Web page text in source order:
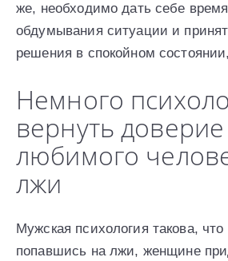
же, необходимо дать себе
обдумывания ситуации и
решения в спокойном
Немного
вернуть доверие
любимого
лжи
Мужская психология такова, что
попавшись на лжи, женщине